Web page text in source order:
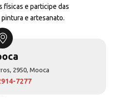
físicas e participe das
e artesanato.
2950, Mooca
7277